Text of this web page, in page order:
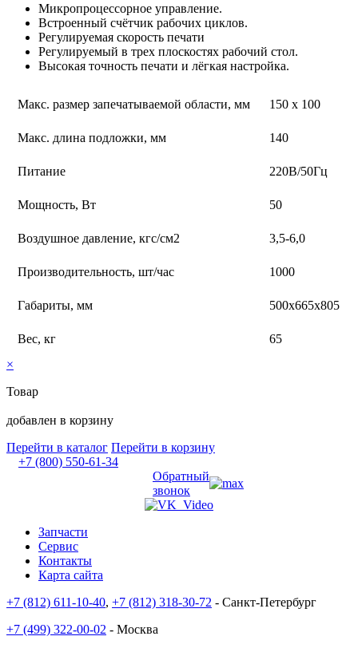
Микропроцессорное управление.
Встроенный счётчик рабочих циклов.
Регулируемая скорость печати
Регулируемый в трех плоскостях рабочий стол.
Высокая точность печати и лёгкая настройка.
Макс. размер запечатываемой области, мм 150 х 100
Макс. длина подложки, мм 140
Питание 220В/50Гц
Мощность, Вт 50
Воздушное давление, кгс/см2 3,5-6,0
Производительность, шт/час 1000
Габариты, мм 500х665х805
Вес, кг
65
×
Товар
добавлен в корзину
Перейти в каталог Перейти в корзину
+7 (800) 550-61-34
Обратный
звонок
Запчасти
Сервис
Контакты
Карта сайта
+7 (812) 611-10-40, +7 (812) 318-30-72 - Санкт-Петербург
+7 (499) 322-00-02 - Москва